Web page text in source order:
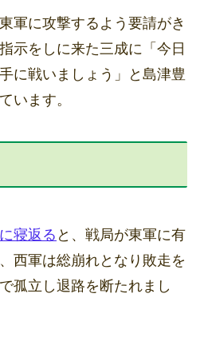
軍に攻撃するよう要請がき
示をしに来た三成に「今日
に戦いましょう」と島津豊
います。
寝返る と、戦局が東軍に有
西軍は総崩れとなり敗走を
孤立し退路を断たれまし